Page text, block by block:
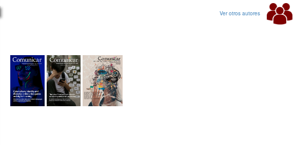
Ver otros autores